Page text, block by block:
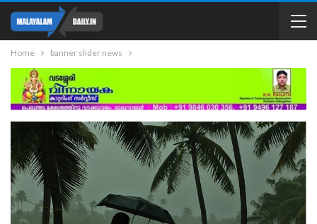
Home banner slider news